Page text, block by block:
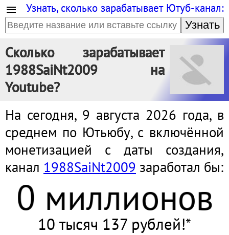
Узнать, сколько зарабатывает Ютуб-канал:
Узнать
Сколько зарабатывает
1988SaiNt2009 на
Youtube?
На сегодня, 9 августа 2026 года, в
среднем по Ютьюбу, с включённой
монетизацией с даты создания,
канал 1988SaiNt2009 заработал бы:
0 миллионов
10 тысяч 137 рублей!*